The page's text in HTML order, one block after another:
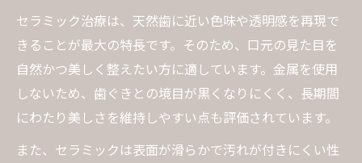
セラミック治療は、天然歯に近い色味や透明感を再現で
きることが最大の特長です。そのため、口元の見た目を
自然かつ美しく整えたい方に適しています。金属を使用
しないため、歯ぐきとの境目が黒くなりにくく、長期間
にわたり美しさを維持しやすい点も評価されています。
また、セラミックは表面が滑らかで汚れが付きにくい性